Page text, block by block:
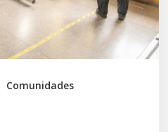
Comunidades